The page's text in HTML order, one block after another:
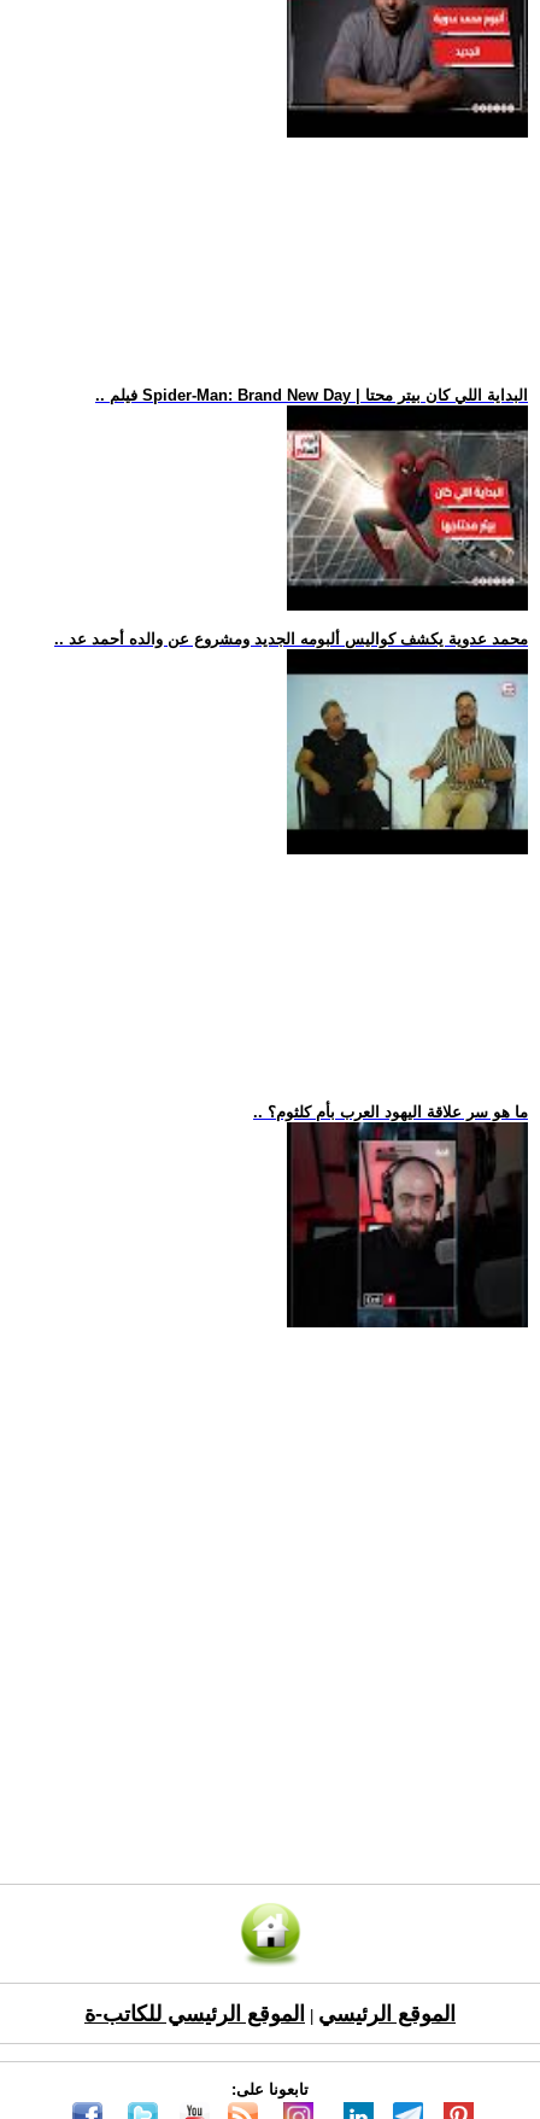
.. فيلم Spider-Man: Brand New Day | البداية اللي كان بيتر محتا
.. محمد عدوية يكشف كواليس ألبومه الجديد ومشروع عن والده أحمد عد
.. ما هو سر علاقة اليهود العرب بأم كلثوم؟
الموقع الرئيسي الموقع الرئيسي للكاتب-ة
تابعونا على: